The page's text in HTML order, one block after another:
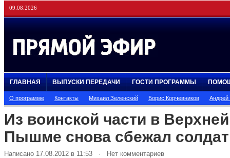
09.08.2026
ГЛАВНАЯ ВЫПУСКИ ПЕРЕДАЧИ ГОСТИ ПРОГРАММЫ
О программе Контакты Михаил Зеленский Борис Корчевников
Из воинской части в Верхней
Пышме снова сбежал солдат
Написано 17.08.2012 в 11:53 · Нет комментариев